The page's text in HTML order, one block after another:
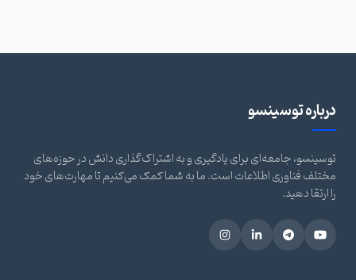
درباره توسینسو
توسینسو، جامعه‌ای برای یادگیری و به اشتراک‌گذاری دانش در حوزه‌های
مختلف فناوری اطلاعات است. ما به شما کمک می‌کنیم تا مهارت‌های خود
را ارتقا دهید.